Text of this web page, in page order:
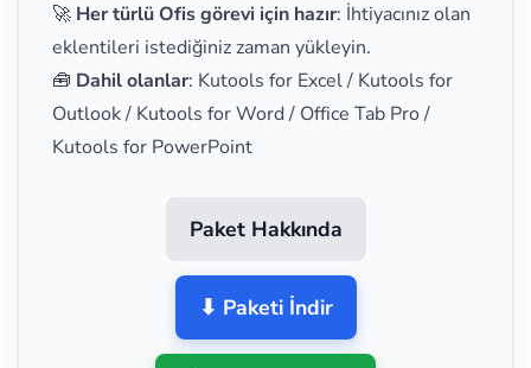
🚀 Her türlü Ofis görevi için hazır: İhtiyacınız olan
eklentileri istediğiniz zaman yükleyin.
🧰 Dahil olanlar: Kutools for Excel / Kutools for
Outlook / Kutools for Word / Office Tab Pro /
Kutools for PowerPoint
Paket Hakkında
⬇ Paketi İndir